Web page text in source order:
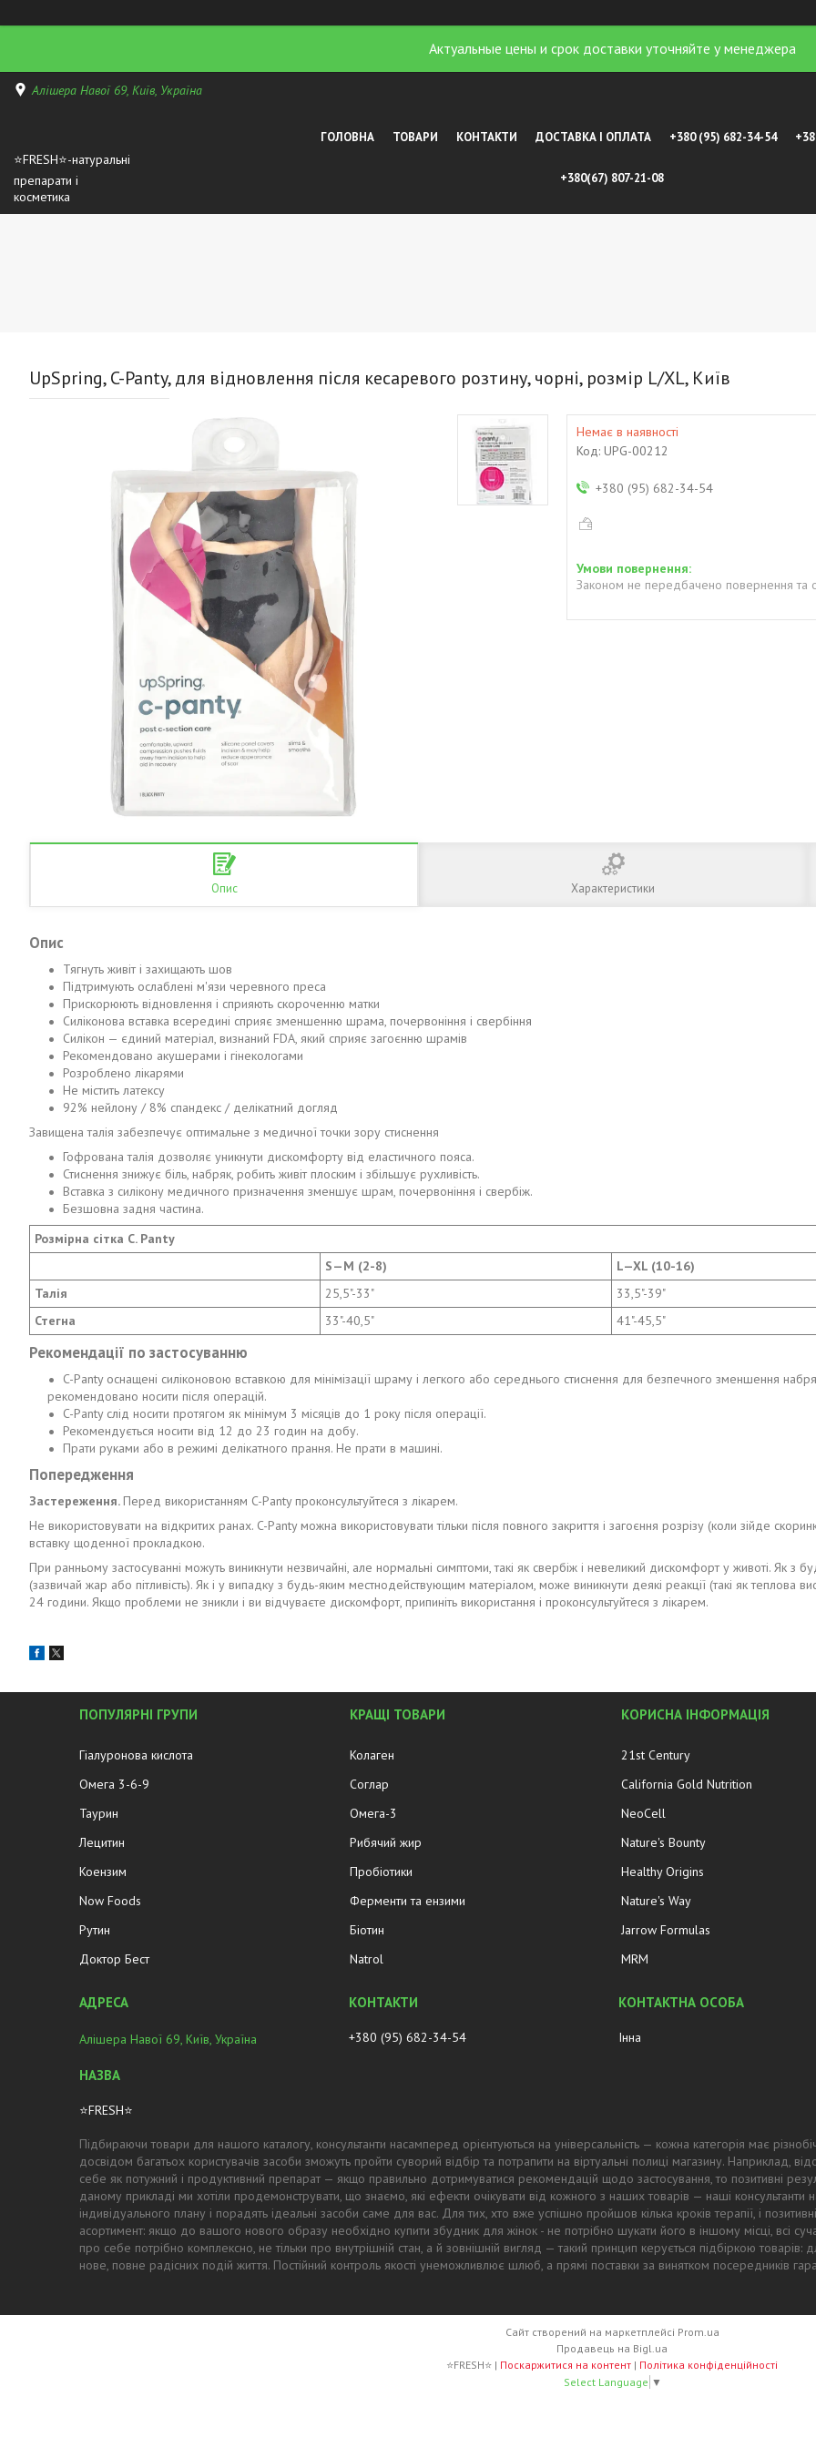
Актуальные цены и срок доставки уточняйте у менеджера
Алішера Навої 69, Київ, Україна
⭐FRESH⭐-натуральні
препарати і
косметика
ГОЛОВНА ТОВАРИ КОНТАКТИ ДОСТАВКА І ОПЛАТА +380 (95) 682-34-54
+380(67) 807-21-08
UpSpring, C-Panty, для відновлення після кесаревого розтину, чорні, розмір L/XL, Київ
Немає в наявності
Код: UPG-00212
+380 (95) 682-34-54
Законом не передбачено повернення та
Опис Характеристики
Опис
Тягнуть живіт і захищають шов
Підтримують ослаблені м'язи черевного преса
Прискорюють відновлення і сприяють скороченню матки
Силіконова вставка всередині сприяє зменшенню шрама, почервоніння і свербіння
Силікон — єдиний матеріал, визнаний FDA, який сприяє загоєнню шрамів
Рекомендовано акушерами і гінекологами
Розроблено лікарями
Не містить латексу
92% нейлону / 8% спандекс / делікатний догляд
Завищена талія забезпечує оптимальне з медичної точки зору стиснення
Гофрована талія дозволяє уникнути дискомфорту від еластичного пояса.
Стиснення знижує біль, набряк, робить живіт плоским і збільшує рухливість.
Вставка з силікону медичного призначення зменшує шрам, почервоніння і свербіж.
Безшовна задня частина.
Розмірна сітка C. Panty
S—M (2-8)
L—XL (10-16)
Талія
25,5"-33" 33,5"-39"
Стегна
33"-40,5" 41"-45,5"
Рекомендації по застосуванню
C-Panty оснащені силіконовою вставкою для мінімізації шраму і легкого або середнього стиснення для безпечного зменшення
рекомендовано носити після операцій.
C-Panty слід носити протягом як мінімум 3 місяців до 1 року після операції.
Рекомендується носити від 12 до 23 годин на добу.
Прати руками або в режимі делікатного прання. Не прати в машині.
Попередження
Застереження. Перед використанням C-Panty проконсультуйтеся з лікарем.
Не використовувати на відкритих ранах. C-Panty можна використовувати тільки після повного закриття і загоєння розрізу (коли зійде
вставку щоденної прокладкою.
При ранньому застосуванні можуть виникнути незвичайні, але нормальні симптоми, такі як свербіж і невеликий дискомфорт у животі. Як з
(зазвичай жар або пітливість). Як і у випадку з будь-яким местнодействующим матеріалом, може виникнути деякі реакції (такі як теплова
24 години. Якщо проблеми не зникли і ви відчуваєте дискомфорт, припиніть використання і проконсультуйтеся з лікарем.
ПОПУЛЯРНІ ГРУПИ
Гіалуронова кислота
Омега 3-6-9
Таурин
Лецитин
Коензим
Now Foods
Рутин
Доктор Бест
КРАЩІ ТОВАРИ
Колаген
Соглар
Омега-3
Рибячий жир
Пробіотики
Ферменти та ензими
Біотин
Natrol
КОРИСНА ІНФОРМАЦІЯ
21st Century
California Gold Nutrition
NeoCell
Nature's Bounty
Healthy Origins
Nature's Way
Jarrow Formulas
MRM
Алішера Навої 69, Київ, Україна
⭐FRESH⭐
+380 (95) 682-34-54 Інна
Підбираючи товари для нашого каталогу, консультанти насамперед орієнтуються на універсальність — кожна категорія має
досвідом багатьох користувачів засоби зможуть пройти суворий відбір та потрапити на віртуальні полиці магазину. Наприклад,
себе як потужний і продуктивний препарат — якщо правильно дотримуватися рекомендацій щодо застосування, то позитивні
даному прикладі ми хотіли продемонструвати, що знаємо, які ефекти очікувати від кожного з наших товарів — наші
індивідуального плану і порадять ідеальні засоби саме для вас. Для тих, хто вже успішно пройшов кілька кроків терапії, і
асортимент: якщо до вашого нового образу необхідно купити збудник для жінок - не потрібно шукати його в іншому місці, всі
про себе потрібно комплексно, не тільки про внутрішній стан, а й зовнішній вигляд — такий принцип керується підбіркою
нове, повне радісних подій життя. Постійний контроль якості унеможливлює шлюб, а прямі поставки за винятком посередників
Сайт створений на маркетплейсі Prom.ua
Продавець на Bigl.ua
⭐FRESH⭐ | Поскаржитися на контент | Політика конфіденційності
Select Language ▼